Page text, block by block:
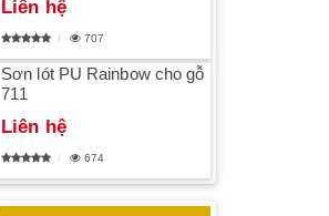
Liên hệ
707
Sơn lót PU Rainbow cho gỗ
711
Liên hệ
674